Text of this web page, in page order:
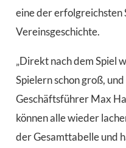
eine der erfolgreichsten
Vereinsgeschichte.
„Direkt nach dem Spiel
Spielern schon groß, und
Geschäftsführer Max
können alle wieder
der Gesamttabelle und